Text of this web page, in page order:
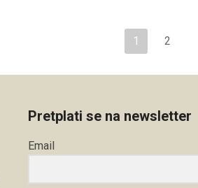
1 2
Pretplati se na newsletter
Email